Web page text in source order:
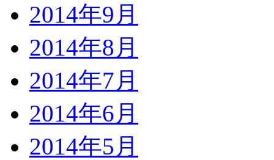
2014年9月
2014年8月
2014年7月
2014年6月
2014年5月